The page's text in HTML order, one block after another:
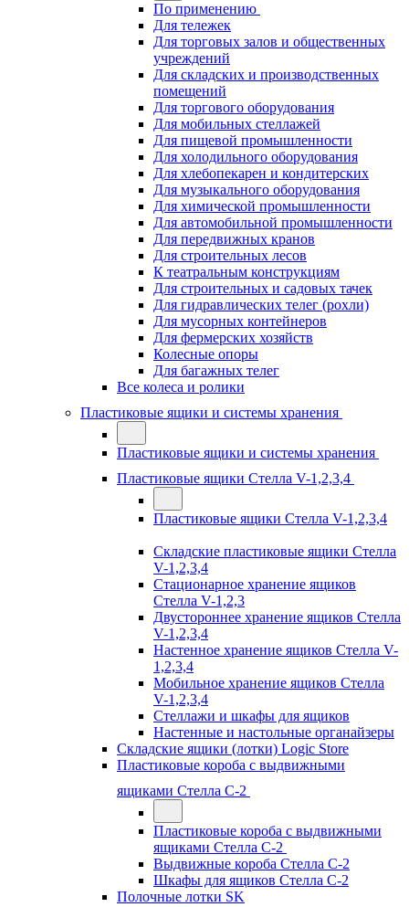
По применению
Для тележек
Для торговых залов и общественных
учреждений
Для складских и производственных
помещений
Для торгового оборудования
Для мобильных стеллажей
Для пищевой промышленности
Для холодильного оборудования
Для хлебопекарен и кондитерских
Для музыкального оборудования
Для химической промышленности
Для автомобильной промышленности
Для передвижных кранов
Для строительных лесов
К театральным конструкциям
Для строительных и садовых тачек
Для гидравлических телег (рохли)
Для мусорных контейнеров
Для фермерских хозяйств
Колесные опоры
Для багажных телег
Все колеса и ролики
Пластиковые ящики и системы хранения
Пластиковые ящики и системы хранения
Пластиковые ящики Стелла V-1,2,3,4
Пластиковые ящики Стелла V-1,2,3,4
Складские пластиковые ящики Стелла
V-1,2,3,4
Стационарное хранение ящиков
Стелла V-1,2,3
Двустороннее хранение ящиков Стелла
V-1,2,3,4
Настенное хранение ящиков Стелла V-
1,2,3,4
Мобильное хранение ящиков Стелла
V-1,2,3,4
Стеллажи и шкафы для ящиков
Настенные и настольные органайзеры
Складские ящики (лотки) Logiс Store
Пластиковые короба с выдвижными
ящиками Стелла С-2
Пластиковые короба с выдвижными
ящиками Стелла С-2
Выдвижные короба Стелла С-2
Шкафы для ящиков Стелла С-2
Полочные лотки SK